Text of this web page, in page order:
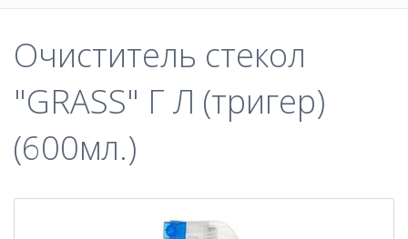
Очиститель стекол
"GRASS" Г Л (тригер)
(600мл.)